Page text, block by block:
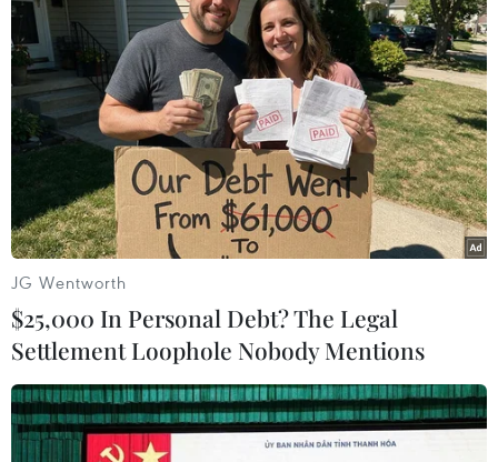
TIN LIÊN QUAN
Những dự báo về chính sách của Tổng
thống Mỹ Donald Trump trong nhiệm kỳ
JG Wentworth
$25,000 In Personal Debt? The Legal
Settlement Loophole Nobody Mentions